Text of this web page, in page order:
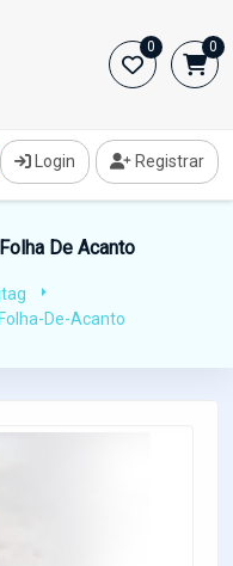
0 0
Login Registrar
De Acanto
De-Acanto